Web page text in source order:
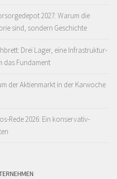
2027: Warum die
sind, sondern Geschichte
Drei Lager, eine Infrastruktur-
das Fundament
der Aktienmarkt in der Karwoche
Rede 2026: Ein konservativ-